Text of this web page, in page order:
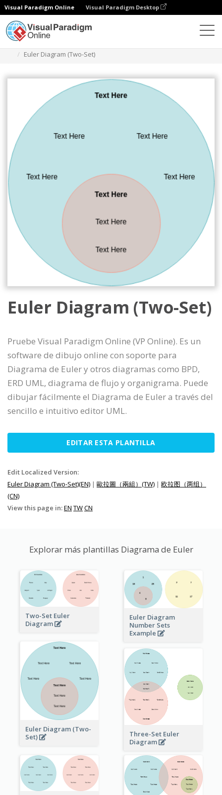
Visual Paradigm Online Visual Paradigm Desktop
Euler Diagram (Two-Set)
Euler Diagram (Two-Set)
Pruebe Visual Paradigm Online (VP Online). Es un
software de dibujo online con soporte para
Diagrama de Euler y otros diagramas como BPD,
ERD UML, diagrama de flujo y organigrama. Puede
dibujar fácilmente el Diagrama de Euler a través del
sencillo e intuitivo editor UML.
EDITAR ESTA PLANTILLA
Edit Localized Version:
Euler Diagram (Two-Set)(EN) | 歐拉圖（兩組）(TW) | 欧拉图（两组）
(CN)
View this page in:EN TWCN
Explorar más plantillas Diagrama de Euler
Two-Set Euler
Diagram
Euler Diagram
Number Sets
Example
Euler Diagram (Two-
Set)
Three-Set Euler
Diagram